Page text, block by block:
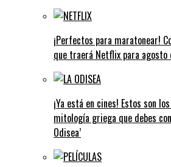
¡Perfectos para maratonear!
que traerá Netflix para agosto
¡Ya está en cines! Estos son
mitología griega que debes
Odisea’